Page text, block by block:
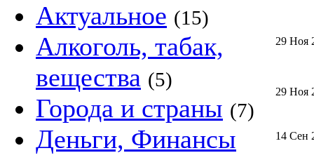
Актуальное (15)
Алкоголь, табак,
вещества (5)
Города и страны (7)
Деньги, Финансы
29 Ноя
29 Ноя
14 Сен